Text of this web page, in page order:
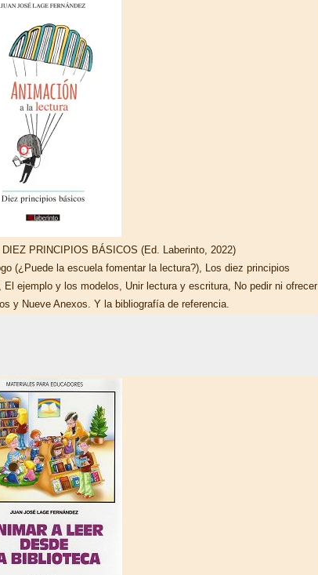
PRINCIPIOS BÁSICOS (Ed. Laberinto, 2022)
(¿Puede la escuela fomentar la lectura?), Los diez principios
ejemplo y los modelos, Unir lectura y escritura, No pedir ni ofrecer
y Nueve Anexos. Y la bibliografía de referencia.